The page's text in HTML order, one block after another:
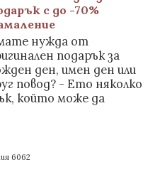
с до -70%
нужда от
подарък за
ден, имен ден или
повод? - Ето няколко
който може да
6062